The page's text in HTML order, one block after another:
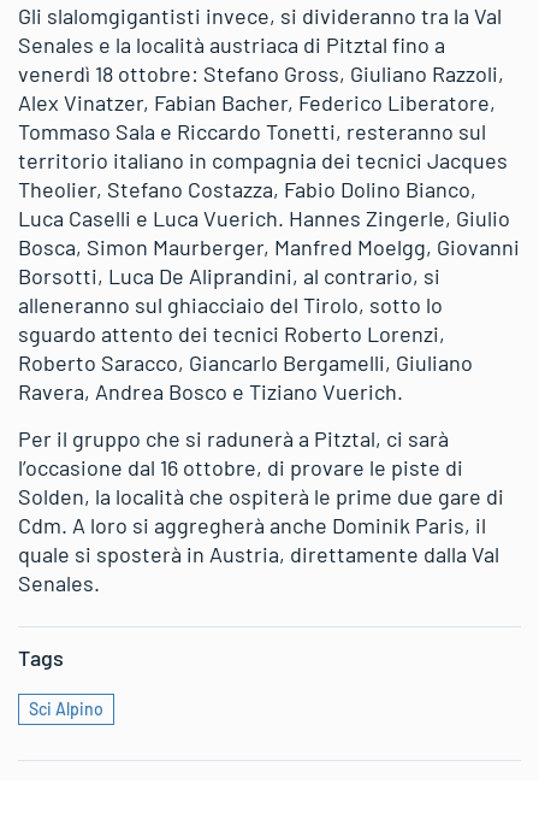
Gli slalomgigantisti invece, si divideranno tra la Val
Senales e la località austriaca di Pitztal fino a
venerdì 18 ottobre: Stefano Gross, Giuliano Razzoli,
Alex Vinatzer, Fabian Bacher, Federico Liberatore,
Tommaso Sala e Riccardo Tonetti, resteranno sul
territorio italiano in compagnia dei tecnici Jacques
Theolier, Stefano Costazza, Fabio Dolino Bianco,
Luca Caselli e Luca Vuerich. Hannes Zingerle, Giulio
Bosca, Simon Maurberger, Manfred Moelgg, Giovanni
Borsotti, Luca De Aliprandini, al contrario, si
alleneranno sul ghiacciaio del Tirolo, sotto lo
sguardo attento dei tecnici Roberto Lorenzi,
Roberto Saracco, Giancarlo Bergamelli, Giuliano
Ravera, Andrea Bosco e Tiziano Vuerich.
Per il gruppo che si radunerà a Pitztal, ci sarà
l’occasione dal 16 ottobre, di provare le piste di
Solden, la località che ospiterà le prime due gare di
Cdm. A loro si aggregherà anche Dominik Paris, il
quale si sposterà in Austria, direttamente dalla Val
Senales.
Tags
Sci Alpino